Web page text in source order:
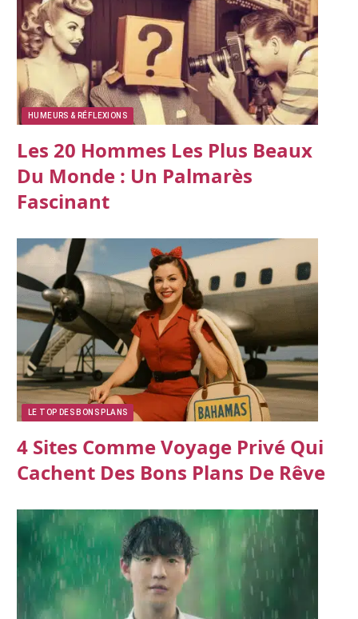
HUMEURS & RÉFLEXIONS
Les 20 Hommes Les Plus Beaux
Du Monde : Un Palmarès
Fascinant
LE TOP DES BONS PLANS
4 Sites Comme Voyage Privé Qui
Cachent Des Bons Plans De Rêve